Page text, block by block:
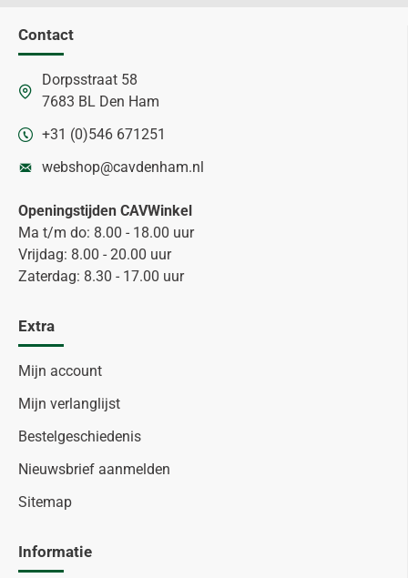
Contact
Dorpsstraat 58
7683 BL Den Ham
+31 (0)546 671251
webshop@cavdenham.nl
Openingstijden CAVWinkel
Ma t/m do: 8.00 - 18.00 uur
Vrijdag: 8.00 - 20.00 uur
Zaterdag: 8.30 - 17.00 uur
Extra
Mijn account
Mijn verlanglijst
Bestelgeschiedenis
Nieuwsbrief aanmelden
Sitemap
Informatie